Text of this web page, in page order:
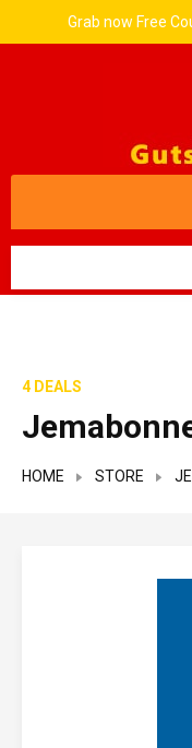
Grab now Free
4 DEALS
HOME STORE